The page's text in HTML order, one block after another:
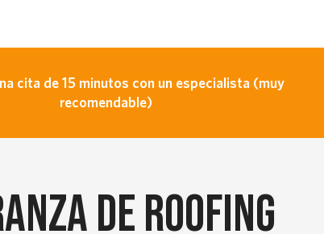
cita de 15 minutos con un especialista (muy
recomendable)
de Roofing